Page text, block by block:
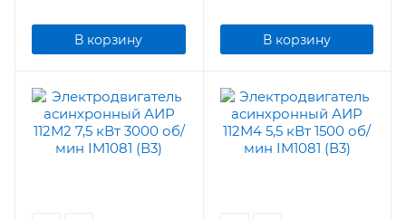
В корзину В корзину